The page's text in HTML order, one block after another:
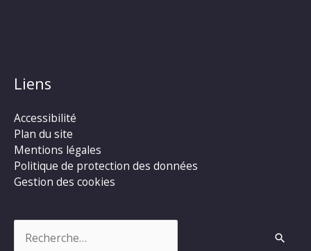
Liens
Accessibilité
Plan du site
Mentions légales
Politique de protection des données
Gestion des cookies